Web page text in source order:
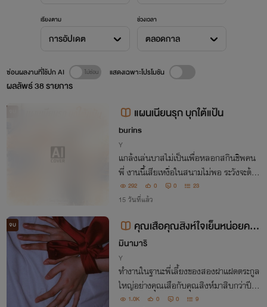
เรียงตาม
การอัปเดต
ช่วงเวลา
ตลอดกาล
ผลลัพธ์38รายการ
ซ่อนผลงานที่ใช้ปก AI แสดงเฉพาะโปรโมชัน
แผนเนียนรุก บุกใต้แป้น
burins
Y
แกล้งเล่นบาสไม่เป็นเพื่อหลอกสกินชิพคน
พี่ งานนี้เสียเหงื่อในสนามไม่พอ ระวังจะต้อง
ไปเสียเหงื่อต่อในห้องซ้อมส่วนตัวนะน้องเจย
์!
292 0 0 23
15 วันที่แล้ว
จบ
คุณเสือคุณสิงห์ใจเย็นหน่อยครับ
พี่แค่ลาออกไปแต่งงาน | PWP (3P)
มินามาริ
Y
ทำงานในฐานะพี่เลี้ยงของสองฝาแฝดตระกูล
ใหญ่อย่างคุณเสือกับคุณสิงห์มาสิบกว่าปี วั
นนี้ถึงเวลาลาออกไปแต่งงานตามที่แม่ขอ แ
1.0K 0 0 9